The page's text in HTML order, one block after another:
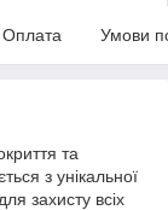
Оплата Умови
та
з унікальної
захисту всіх